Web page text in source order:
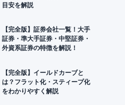
目安を解説
【完全版】証券会社一覧！大手
証券・準大手証券・中堅証券・
外資系証券の特徴を解説！
【完全版】イールドカーブと
は？フラット化・スティープ化
をわかりやすく解説